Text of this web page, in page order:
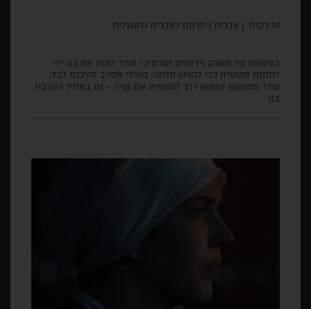
14 דקות | עברית | תרגום לעברית ולאנגלית
בעיצומו של מאבק גירושים אגרסיבי, עודד לוקח את בנו ילי
לתחנת משטרה כדי להגיש תלונה. כשילי מסרב להיכנס לבד,
עודד מתעקש למצוא דרך להשמיע את קולו – גם במחיר הקרבת
בנו